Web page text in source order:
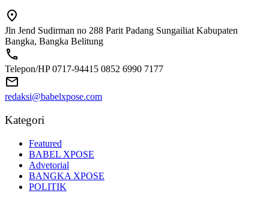
Jln Jend Sudirman no 288 Parit Padang Sungailiat Kabupaten
Bangka, Bangka Belitung
Telepon/HP 0717-94415 0852 6990 7177
redaksi@babelxpose.com
Kategori
Featured
BABEL XPOSE
Advetorial
BANGKA XPOSE
POLITIK